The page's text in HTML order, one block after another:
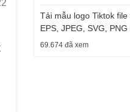
Tải mẫu logo Tiktok file
EPS, JPEG, SVG, PNG
69.674 đã xem